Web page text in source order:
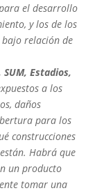
el desarrollo
y los de los
relación de
SUM, Estadios,
a los
daños
para los
construcciones
Habrá que
un producto
tomar una